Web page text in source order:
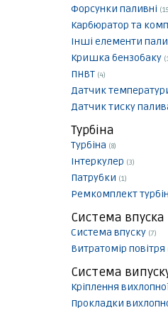
Форсунки паливні
Карбюратор та
Інші елементи
Кришка бензобаку
ПНВТ (4)
Датчик
Датчик тиску
Турбіна
Турбіна (8)
Інтеркулер (3)
Патрубки (1)
Ремкомплект
Система впуска
Система впуску (7)
Витратомір повітря
Система
Кріплення
Прокладки